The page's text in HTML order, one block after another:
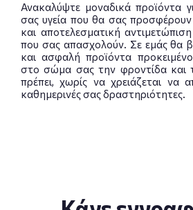
Ανακαλύψτε μοναδικά προϊόντα
σας υγεία που θα σας
και αποτελεσματική
που σας απασχολούν. Σε εμάς θα
και ασφαλή προϊόντα
στο σώμα σας την φροντίδα και
πρέπει, χωρίς να χρειάζεται να
καθημερινές σας δραστηριότητες.